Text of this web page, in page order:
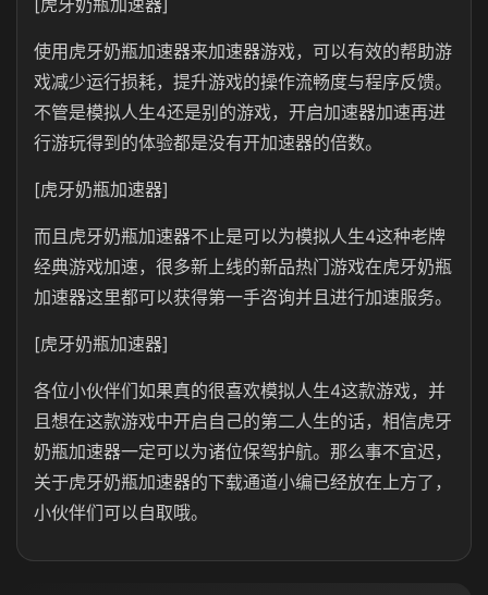
[虎牙奶瓶加速器]
使用虎牙奶瓶加速器来加速器游戏，可以有效的帮助游
戏减少运行损耗，提升游戏的操作流畅度与程序反馈。
不管是模拟人生4还是别的游戏，开启加速器加速再进
行游玩得到的体验都是没有开加速器的倍数。
[虎牙奶瓶加速器]
而且虎牙奶瓶加速器不止是可以为模拟人生4这种老牌
经典游戏加速，很多新上线的新品热门游戏在虎牙奶瓶
加速器这里都可以获得第一手咨询并且进行加速服务。
[虎牙奶瓶加速器]
各位小伙伴们如果真的很喜欢模拟人生4这款游戏，并
且想在这款游戏中开启自己的第二人生的话，相信虎牙
奶瓶加速器一定可以为诸位保驾护航。那么事不宜迟，
关于虎牙奶瓶加速器的下载通道小编已经放在上方了，
小伙伴们可以自取哦。